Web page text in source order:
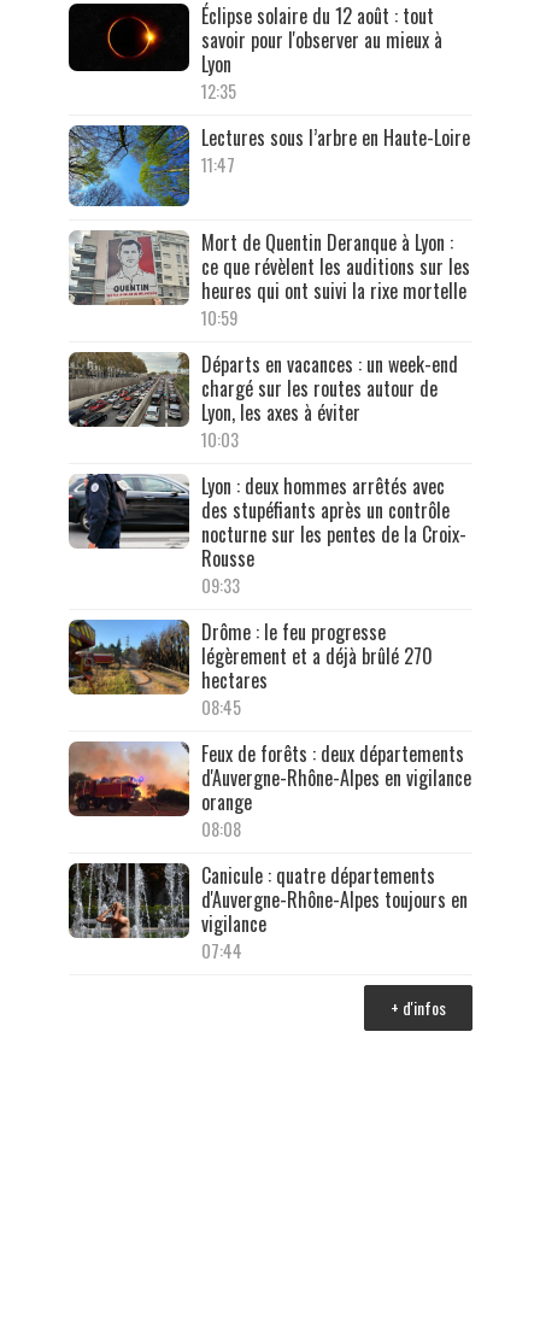
Éclipse solaire du 12 août : tout
savoir pour l'observer au mieux à
Lyon
12:35
Lectures sous l’arbre en Haute-Loire
11:47
Mort de Quentin Deranque à Lyon :
ce que révèlent les auditions sur les
heures qui ont suivi la rixe mortelle
10:59
Départs en vacances : un week-end
chargé sur les routes autour de
Lyon, les axes à éviter
10:03
Lyon : deux hommes arrêtés avec
des stupéfiants après un contrôle
nocturne sur les pentes de la Croix-
Rousse
09:33
Drôme : le feu progresse
légèrement et a déjà brûlé 270
hectares
08:45
Feux de forêts : deux départements
d'Auvergne-Rhône-Alpes en vigilance
orange
08:08
Canicule : quatre départements
d'Auvergne-Rhône-Alpes toujours en
vigilance
07:44
+ d'infos